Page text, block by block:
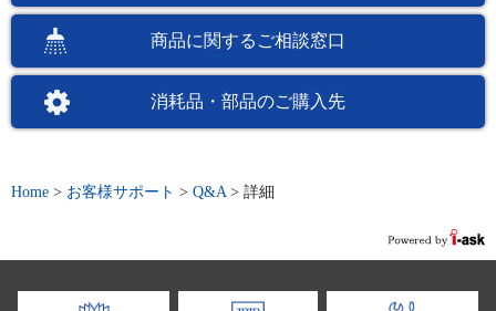
商品に関するご相談窓口
消耗品・部品のご購入先
Home > お客様サポート > Q&A > 詳細